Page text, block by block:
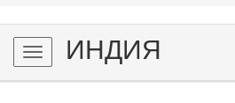
Toggle
navigation
ИНДИЯ